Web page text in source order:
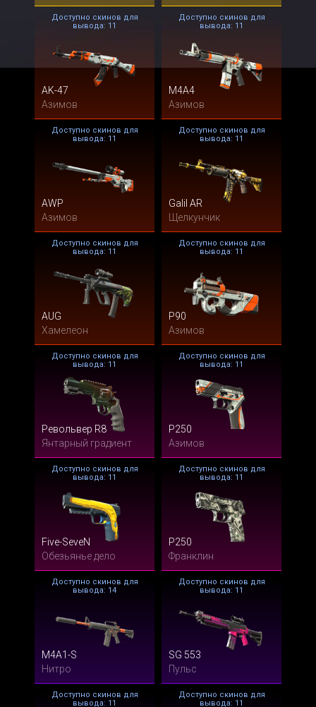
AK-47
Азимов
Доступно скинов для
вывода: 11
M4A4
Азимов
Доступно скинов для
вывода: 11
AWP
Азимов
Доступно скинов для
вывода: 11
Galil AR
Щелкунчик
Доступно скинов для
вывода: 11
AUG
Хамелеон
Доступно скинов для
вывода: 11
P90
Азимов
Доступно скинов для
вывода: 11
Револьвер R8
Янтарный градиент
Доступно скинов для
вывода: 11
P250
Азимов
Доступно скинов для
вывода: 11
Five-SeveN
Обезьянье дело
Доступно скинов для
вывода: 11
P250
Франклин
Доступно скинов для
вывода: 11
M4A1-S
Нитро
Доступно скинов для
вывода: 14
SG 553
Пульс
Доступно скинов для
вывода: 11
Доступно скинов для
вывода: 11
Доступно скинов для
вывода: 11